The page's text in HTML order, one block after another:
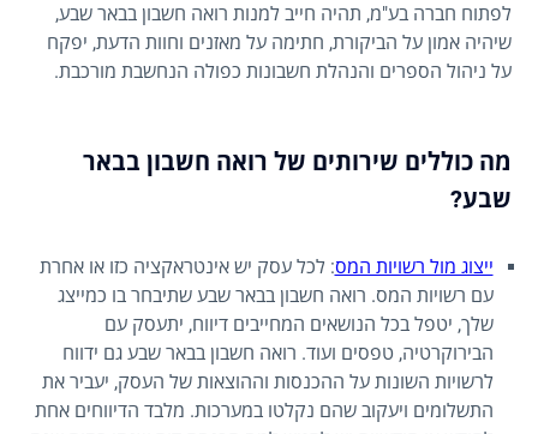
לפתוח חברה בע"מ, תהיה חייב למנות רואה חשבון בבאר שבע,
שיהיה אמון על הביקורת, חתימה על מאזנים וחוות הדעת, יפקח
על ניהול הספרים והנהלת חשבונות כפולה הנחשבת מורכבת.
מה כוללים שירותים של רואה חשבון בבאר
שבע?
ייצוג מול רשויות המס: לכל עסק יש אינטראקציה כזו או אחרת
עם רשויות המס. רואה חשבון בבאר שבע שתיבחר בו כמייצג
שלך, יטפל בכל הנושאים המחייבים דיווח, יתעסק עם
הבירוקרטיה, טפסים ועוד. רואה חשבון בבאר שבע גם ידווח
לרשויות השונות על ההכנסות וההוצאות של העסק, יעביר את
התשלומים ויעקוב שהם נקלטו במערכות. מלבד הדיווחים אחת